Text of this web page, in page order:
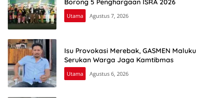
Borong 5 Penghargaan ISRA 2026
Utama Agustus 7, 2026
Isu Provokasi Merebak, GASMEN Maluku
Serukan Warga Jaga Kamtibmas
Utama Agustus 6, 2026